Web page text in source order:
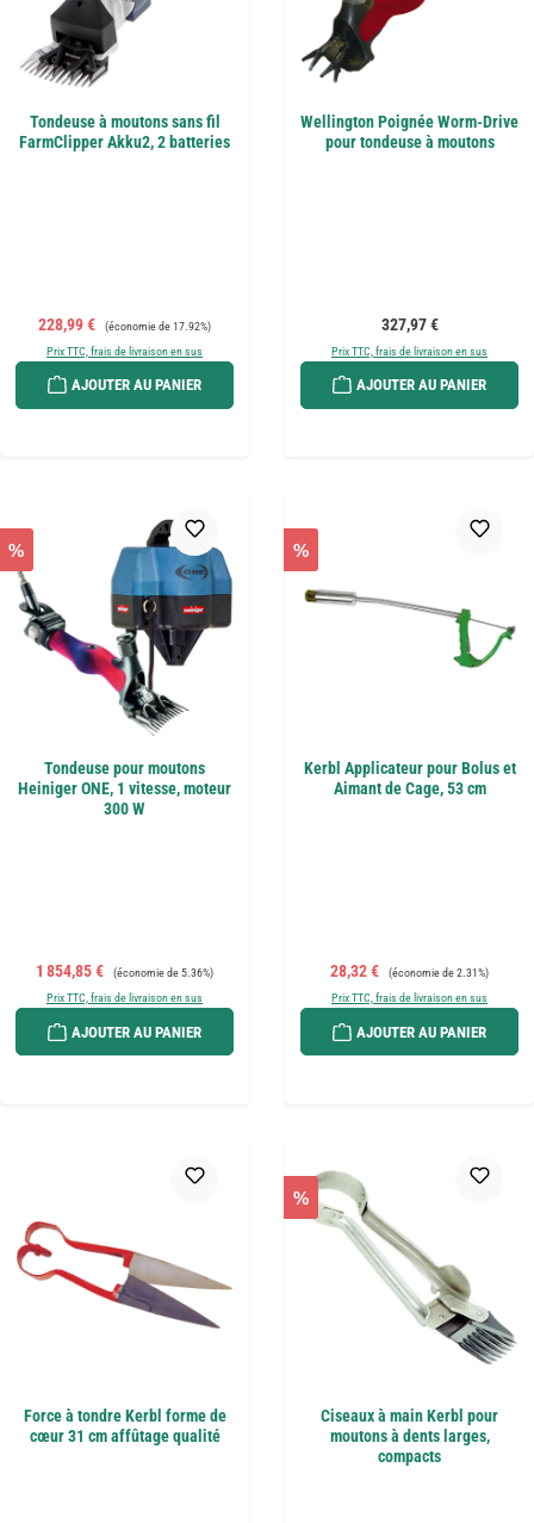
Tondeuse à moutons sans fil
FarmClipper Akku2, 2 batteries
Prix de vente :
228,99 € Prix régulier :
(économie de 17.92%)
Prix TTC, frais de livraison en sus
AJOUTER AU PANIER
Wellington Poignée Worm-Drive
pour tondeuse à moutons
Prix régulier :
327,97 €
Prix TTC, frais de livraison en sus
AJOUTER AU PANIER
%
Tondeuse pour moutons
Heiniger ONE, 1 vitesse, moteur
300 W
Prix de vente :
1 854,85 € Prix régulier :
(économie de 5.36%)
Prix TTC, frais de livraison en sus
AJOUTER AU PANIER
%
Kerbl Applicateur pour Bolus et
Aimant de Cage, 53 cm
Prix de vente :
28,32 € Prix régulier :
(économie de 2.31%)
Prix TTC, frais de livraison en sus
AJOUTER AU PANIER
Force à tondre Kerbl forme de
cœur 31 cm affûtage qualité
%
Ciseaux à main Kerbl pour
moutons à dents larges,
compacts